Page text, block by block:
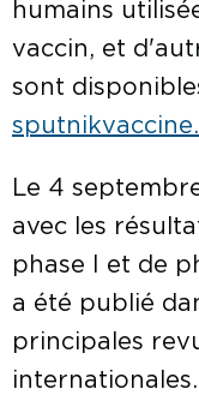
humains
vaccin, et
sont
Le 4
avec les
phase I et de
a été publié
principales